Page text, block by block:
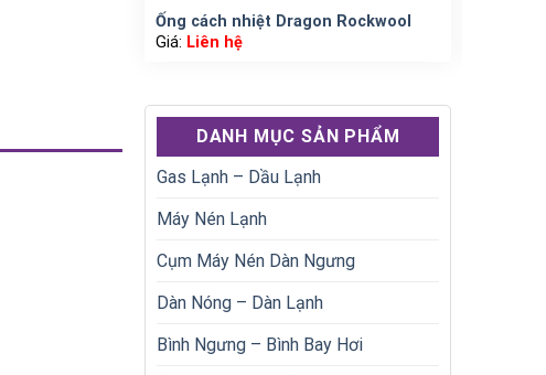
Ống cách nhiệt Dragon Rockwool
Giá: Liên hệ
DANH MỤC SẢN PHẨM
Gas Lạnh – Dầu Lạnh
Máy Nén Lạnh
Cụm Máy Nén Dàn Ngưng
Dàn Nóng – Dàn Lạnh
Bình Ngưng – Bình Bay Hơi